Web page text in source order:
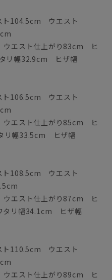
ト104.5cm ウエスト
ウエスト仕上がり83cm ヒ
リ幅32.9cm ヒザ幅
ト106.5cm ウエスト
ウエスト仕上がり85cm ヒ
幅33.5cm ヒザ幅
ト108.5cm ウエスト
ウエスト仕上がり87cm ヒ
リ幅34.1cm ヒザ幅
ト110.5cm ウエスト
ウエスト仕上がり89cm ヒ